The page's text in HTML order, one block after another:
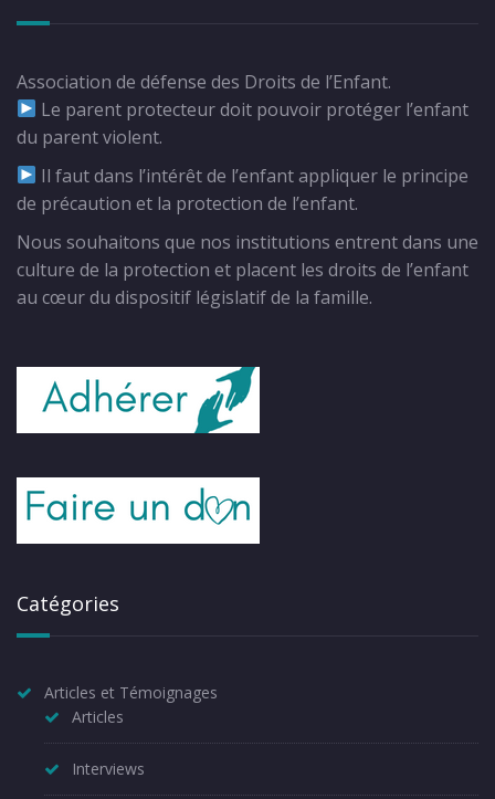
Association de défense des Droits de l’Enfant.
Le parent protecteur doit pouvoir protéger l’enfant
du parent violent.
Il faut dans l’intérêt de l’enfant appliquer le principe
de précaution et la protection de l’enfant.
Nous souhaitons que nos institutions entrent dans une
culture de la protection et placent les droits de l’enfant
au cœur du dispositif législatif de la famille.
Catégories
Articles et Témoignages
Articles
Interviews